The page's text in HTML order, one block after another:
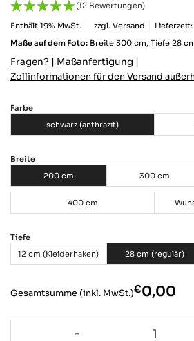
(12 Bewertungen)
Enthält 19% MwSt. zzgl. Versand
Maße auf dem Foto: Breite 300 cm, Tiefe 28
Fragen? | Maßanfertigung |
Zollinformationen für den Versand
Farbe
schwarz (anthrazit)
Breite
200 cm
300 cm
400 cm
Tiefe
12 cm (Kleiderhaken)
28 cm (regulär)
Gesamtsumme (inkl. MwSt.)€‎0,00
Lange Kleiderstange · SOLID LINE